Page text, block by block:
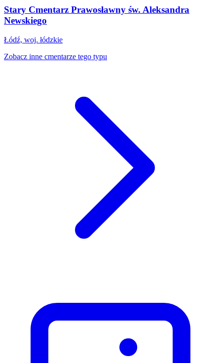
Stary Cmentarz Prawosławny św. Aleksandra
Newskiego
Łódź, woj. łódzkie
Zobacz inne cmentarze tego typu